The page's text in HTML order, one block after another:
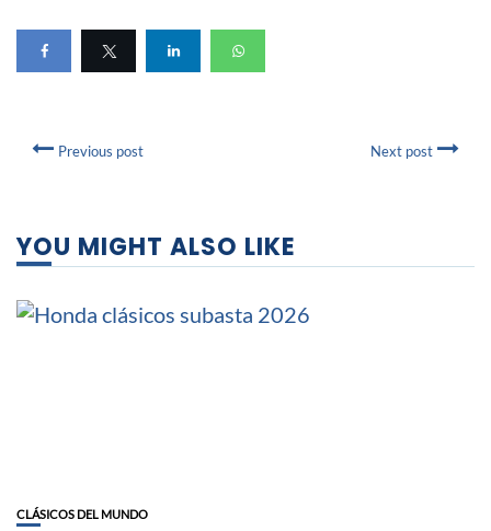
Previous post Next post
YOU MIGHT ALSO LIKE
CLÁSICOS DEL MUNDO